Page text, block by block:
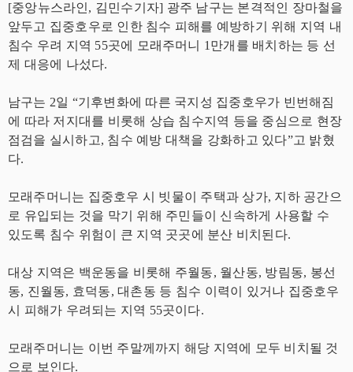
[중앙뉴스라인, 김민수기자] 광주 남구는 본격적인 장마철을
앞두고 집중호우로 인한 침수 피해를 예방하기 위해 지역 내
침수 우려 지역 55곳에 모래주머니 1만개를 배치하는 등 선
제 대응에 나섰다.
남구는 2일 “기후변화에 따른 국지성 집중호우가 빈번해짐
에 따라 저지대를 비롯해 상습 침수지역 등을 중심으로 현장
점검을 실시하고, 침수 예방 대책을 강화하고 있다”고 밝혔
다.
모래주머니는 집중호우 시 빗물이 주택과 상가, 지하 공간으
로 유입되는 것을 막기 위해 주민들이 신속하게 사용할 수
있도록 침수 위험이 큰 지역 곳곳에 분산 비치된다.
대상 지역은 백운동을 비롯해 주월동, 월산동, 방림동, 봉선
동, 진월동, 효덕동, 대촌동 등 침수 이력이 있거나 집중호우
시 피해가 우려되는 지역 55곳이다.
모래주머니는 이번 주말께까지 해당 지역에 모두 비치될 것
으로 보인다.